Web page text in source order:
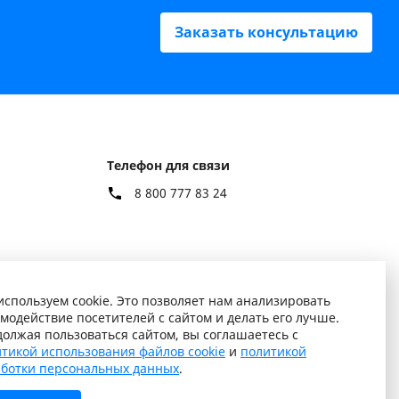
Заказать консультацию
Телефон для связи
8 800 777 83 24
cookie. Это позволяет нам анализировать
посетителей с сайтом и делать его лучше.
пользоваться сайтом, вы соглашаетесь с
использования файлов cookie и политикой
персональных данных.